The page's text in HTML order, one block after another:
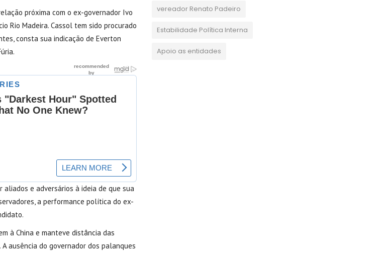
próxima com o ex-governador Ivo
Rio Madeira. Cassol tem sido procurado
consta sua indicação de Everton
aliados e adversários à ideia de que sua
a performance política do ex-
à China e manteve distância das
ausência do governador dos palanques
vereador Renato Padeiro
Estabilidade Política Interna
Apoio as entidades